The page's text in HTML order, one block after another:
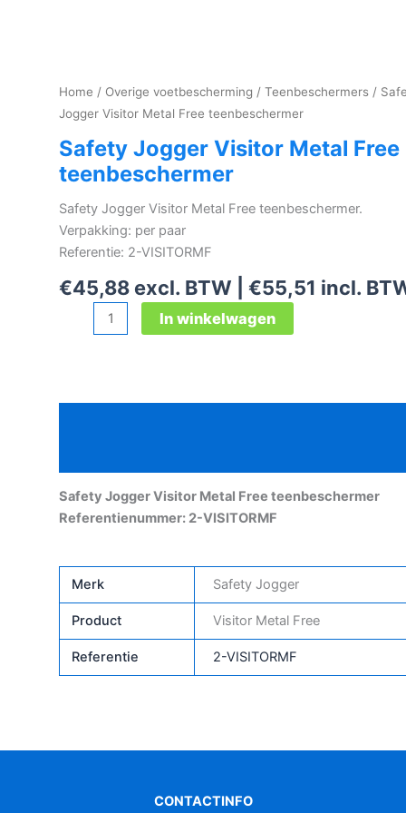
Home / Overige voetbescherming / Teenbeschermers /
Jogger Visitor Metal Free teenbeschermer
Safety Jogger Visitor Metal Free
teenbeschermer
Safety Jogger Visitor Metal Free teenbeschermer.
Verpakking: per paar
Referentie: 2-VISITORMF
€45,88 excl. BTW | €55,51 incl.
Jogger
Free
In winkelwagen
Safety Jogger Visitor Metal Free teenbeschermer
Referentienummer: 2-VISITORMF
Merk Safety Jogger
Product Visitor Metal Free
Referentie 2-VISITORMF
CONTACTINFO